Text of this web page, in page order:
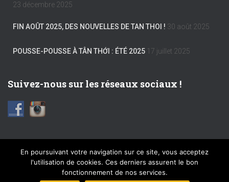
23 décembre 2025
FIN AOÛT 2025, DES NOUVELLES DE TAN THOI ! 30 août 2025
POUSSE-POUSSE À TÂN THỚI : ÉTÉ 2025 17 juillet 2025
Suivez-nous sur les réseaux sociaux !
FACEBOOK INSTAGRAM MENTIONS LÉGALES
En poursuivant votre navigation sur ce site, vous acceptez
l'utilisation de cookies. Ces derniers assurent le bon
fonctionnement de nos services.